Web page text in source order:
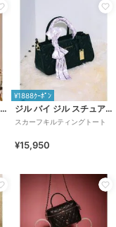
ジル バイ ジル スチュアート
¥1888ｸｰﾎﾟﾝ
ジル バイ ジル スチュアート
スカーフキルティングトート
¥15,950